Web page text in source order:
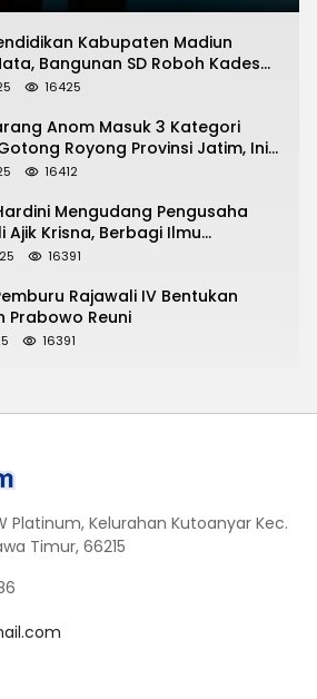
Kabupaten Madiun
Bangunan SD Roboh Kades
Bangun Pakai Dana Pribadi
16425
Anom Masuk 3 Kategori
Royong Provinsi Jatim, Ini
Sekda Trenggalek
16412
Mengudang Pengusaha
Ajik Krisna, Berbagi Ilmu
Pariwisata dan UMKM
16391
Rajawali IV Bentukan
Prabowo Reuni
16391
Platinum, Kelurahan Kutoanyar Kec.
Timur, 66215